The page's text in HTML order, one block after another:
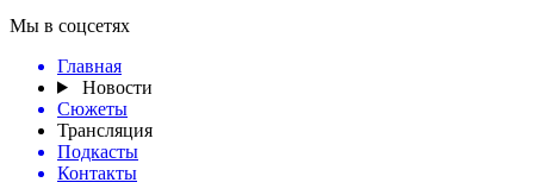
Мы в соцсетях
Главная
Новости
Сюжеты
Трансляция
Подкасты
Контакты